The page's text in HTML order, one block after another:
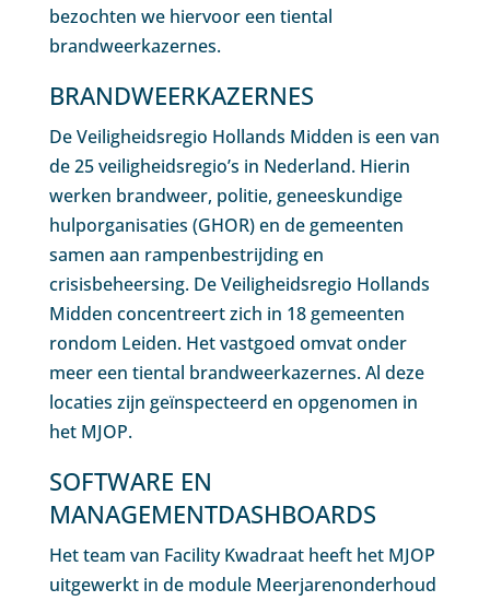
bezochten we hiervoor een tiental
brandweerkazernes.
BRANDWEERKAZERNES
De Veiligheidsregio Hollands Midden is een van
de 25 veiligheidsregio’s in Nederland. Hierin
werken brandweer, politie, geneeskundige
hulporganisaties (GHOR) en de gemeenten
samen aan rampenbestrijding en
crisisbeheersing. De Veiligheidsregio Hollands
Midden concentreert zich in 18 gemeenten
rondom Leiden. Het vastgoed omvat onder
meer een tiental brandweerkazernes. Al deze
locaties zijn geïnspecteerd en opgenomen in
het MJOP.
SOFTWARE EN
MANAGEMENTDASHBOARDS
Het team van Facility Kwadraat heeft het MJOP
uitgewerkt in de module Meerjarenonderhoud